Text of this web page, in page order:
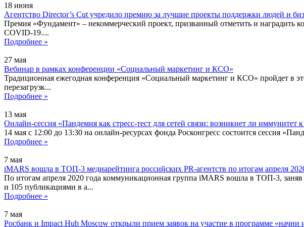
18 июня
Агентство Director’s Cut учредило премию за лучшие проекты поддержки людей и
Премия «Фундамент» – некоммерческий проект, призванный отметить и
COVID-19....
Подробнее »
27 мая
Вебинар в рамках конференции «Социальный маркетинг и КСО»
Традиционная ежегодная конференция «Социальный маркетинг и КСО» пройдет в
перезагрузк...
Подробнее »
13 мая
Онлайн-сессия «Пандемия как стресс-тест для сетей связи: возникнет ли иммунитет
14 мая с 12:00 до 13:30 на онлайн-ресурсах фонда Росконгресс состоится сессия
Подробнее »
7 мая
iMARS вошла в ТОП-3 медиарейтинга российских PR-агентств по итогам апреля
По итогам апреля 2020 года коммуникационная группа iMARS вошла в ТОП-3, заняв
и 105 публикациями в а...
Подробнее »
7 мая
Росбанк и Impact Hub Moscow открыли прием заявок на участие в программе «начни